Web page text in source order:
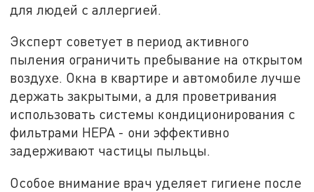
для людей с аллергией.
Эксперт советует в период активного
пыления ограничить пребывание на открытом
воздухе. Окна в квартире и автомобиле лучше
держать закрытыми, а для проветривания
использовать системы кондиционирования с
фильтрами HEPA - они эффективно
задерживают частицы пыльцы.
Особое внимание врач уделяет гигиене после